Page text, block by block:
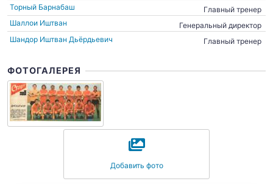
Торный Барнабаш
Главный тренер
Шаллои Иштван
Генеральный директор
Шандор Иштван Дьёрдьевич
Главный тренер
ФОТОГАЛЕРЕЯ
Добавить фото